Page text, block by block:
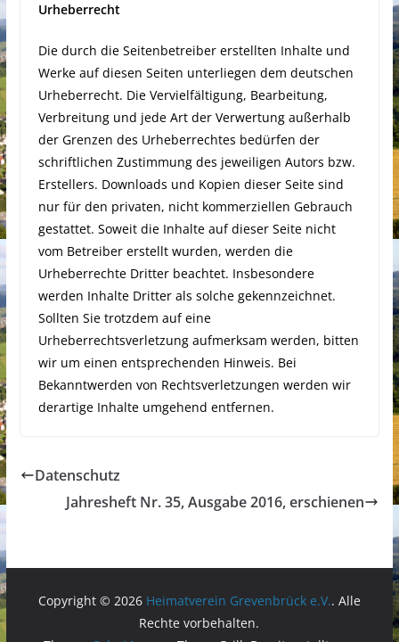
Urheberrecht
Die durch die Seitenbetreiber erstellten Inhalte und
Werke auf diesen Seiten unterliegen dem deutschen
Urheberrecht. Die Vervielfältigung, Bearbeitung,
Verbreitung und jede Art der Verwertung außerhalb
der Grenzen des Urheberrechtes bedürfen der
schriftlichen Zustimmung des jeweiligen Autors bzw.
Erstellers. Downloads und Kopien dieser Seite sind
nur für den privaten, nicht kommerziellen Gebrauch
gestattet. Soweit die Inhalte auf dieser Seite nicht
vom Betreiber erstellt wurden, werden die
Urheberrechte Dritter beachtet. Insbesondere
werden Inhalte Dritter als solche gekennzeichnet.
Sollten Sie trotzdem auf eine
Urheberrechtsverletzung aufmerksam werden, bitten
wir um einen entsprechenden Hinweis. Bei
Bekanntwerden von Rechtsverletzungen werden wir
derartige Inhalte umgehend entfernen.
Datenschutz
Jahresheft Nr. 35, Ausgabe 2016, erschienen
Copyright © 2026 Heimatverein Grevenbrück e.V.. Alle
Rechte vorbehalten.